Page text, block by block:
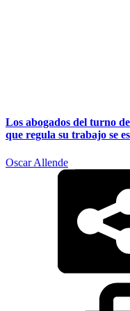
Los abogados del turno
que regula su trabajo se
Oscar Allende